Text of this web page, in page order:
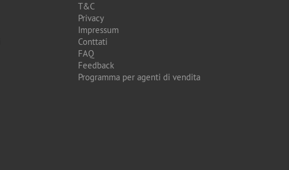
T&C
Privacy
Impressum
Conttati
FAQ
Feedback
Programma per agenti di vendita